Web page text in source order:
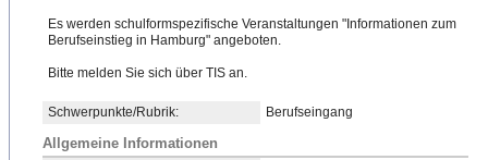
Es werden schulformspezifische Veranstaltungen "Informationen zum
Berufseinstieg in Hamburg" angeboten.
Bitte melden Sie sich über TIS an.
Schwerpunkte/Rubrik: Berufseingang
Allgemeine Informationen